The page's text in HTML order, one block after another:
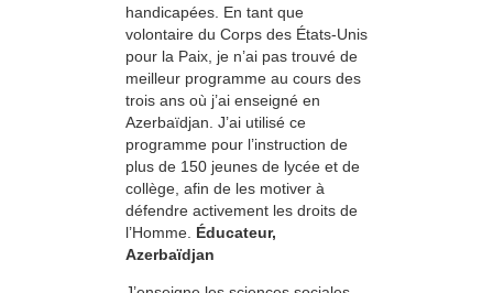
handicapées. En tant que
volontaire du Corps des États-Unis
pour la Paix, je n’ai pas trouvé de
meilleur programme au cours des
trois ans où j’ai enseigné en
Azerbaïdjan. J’ai utilisé ce
programme pour l’instruction de
plus de 150 jeunes de lycée et de
collège, afin de les motiver à
défendre activement les droits de
l’Homme. Éducateur,
Azerbaïdjan